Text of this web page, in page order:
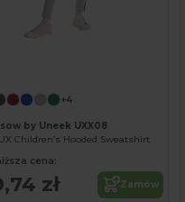
+4
by Uneek UXX08
Children’s Hooded Sweatshirt
cena:
zł Zamów